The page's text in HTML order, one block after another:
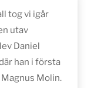
tog vi igår
utav
Daniel
han i första
Molin.